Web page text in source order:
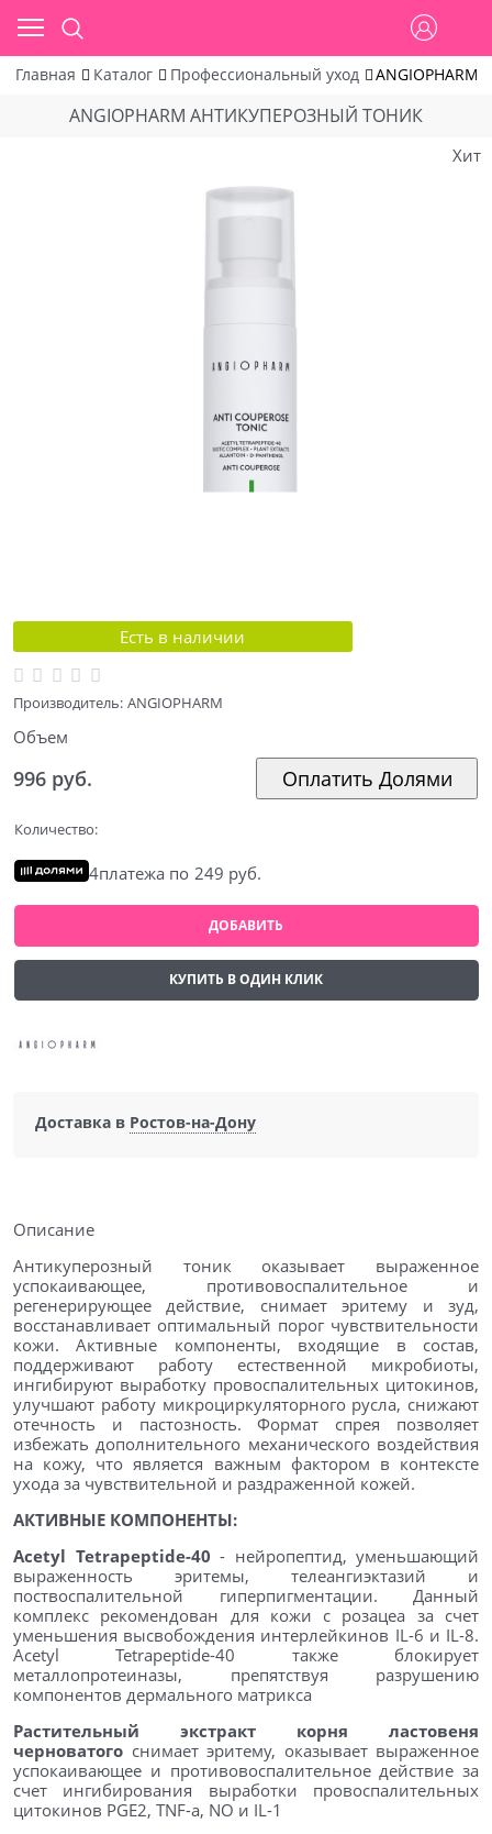
Главная Каталог Профессиональный уход
ANGIOPHARM АНТИКУПЕРОЗНЫЙ ТОНИК
Хит
Есть в наличии
Производитель: ANGIOPHARM
Объем
996 руб. Оплатить Долями
Количество:
4платежа по 249 руб.
ДОБАВИТЬ
КУПИТЬ В ОДИН КЛИК
Доставка в Ростов-на-Дону
Описание
Антикуперозный тоник оказывает выраженное
успокаивающее, противовоспалительное и
регенерирующее действие, снимает эритему и зуд,
восстанавливает оптимальный порог чувствительности
кожи. Активные компоненты, входящие в состав,
поддерживают работу естественной микробиоты,
ингибируют выработку провоспалительных цитокинов,
улучшают работу микроциркуляторного русла, снижают
отечность и пастозность. Формат спрея позволяет
избежать дополнительного механического воздействия
на кожу, что является важным фактором в контексте
ухода за чувствительной и раздраженной кожей.
АКТИВНЫЕ КОМПОНЕНТЫ:
Acetyl Tetrapeptide-40 - нейропептид, уменьшающий
выраженность эритемы, телеангиэктазий и
поствоспалительной гиперпигментации. Данный
комплекс рекомендован для кожи с розацеа за счет
уменьшения высвобождения интерлейкинов IL-6 и IL-8.
Acetyl Tetrapeptide-40 также блокирует
металлопротеиназы, препятствуя разрушению
компонентов дермального матрикса
Растительный экстракт корня ластовеня
черноватого снимает эритему, оказывает выраженное
успокаивающее и противовоспалительное действие за
счет ингибирования выработки провоспалительных
цитокинов PGE2, TNF-a, NO и IL-1